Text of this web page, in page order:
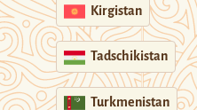
Kirgistan
Tadschikistan
Turkmenistan